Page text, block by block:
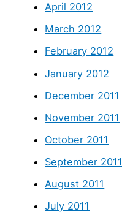
April 2012
March 2012
February 2012
January 2012
December 2011
November 2011
October 2011
September 2011
August 2011
July 2011